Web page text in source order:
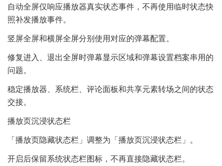
自动全屏仅响应播放器真实状态事件，不再使用临时状态快
照补发播放事件。
竖屏全屏和横屏全屏分别使用对应的弹幕配置。
修复进入、退出全屏时弹幕显示区域和弹幕设置档案串用的
问题。
稳定播放器、系统栏、评论面板和共享元素转场之间的状态
交接。
播放页沉浸状态栏
「播放页隐藏状态栏」调整为「播放页沉浸状态栏」。
开启后保留系统状态栏图标，不再直接隐藏状态栏。